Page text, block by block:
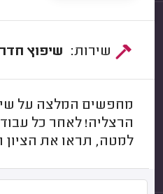
שיפוץ
מחפשים המלצה על
הרצליה! לאחר כל
למטה, תראו את הציון